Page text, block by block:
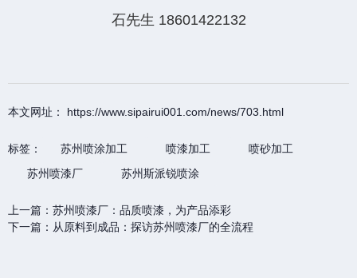
石先生 18601422132
本文网址： https://www.sipairui001.com/news/703.html
标签： 苏州喷涂加工 喷漆加工
喷砂加工
苏州喷漆厂
苏州斯派锐喷涂
上一篇： 苏州喷漆厂：品质喷漆，为产品添彩
下一篇： 从原料到成品：探访苏州喷漆厂的全流程